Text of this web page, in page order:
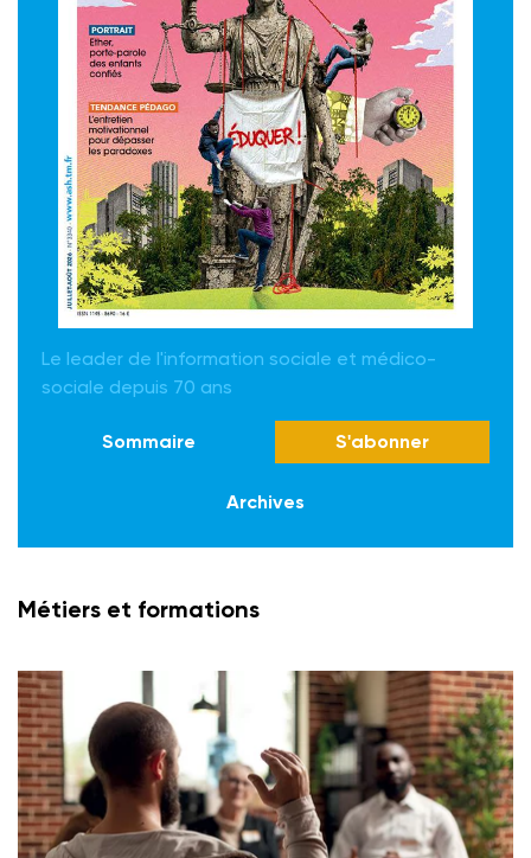
Le leader de l'information sociale et médico-
sociale depuis 70 ans
Sommaire S'abonner
Archives
Métiers et formations